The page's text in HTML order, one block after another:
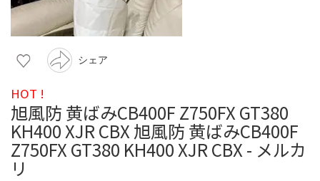
シェア
HOT !
旭風防 黄ばみCB400F Z750FX GT380
KH400 XJR CBX 旭風防 黄ばみCB400F
Z750FX GT380 KH400 XJR CBX - メルカ
リ